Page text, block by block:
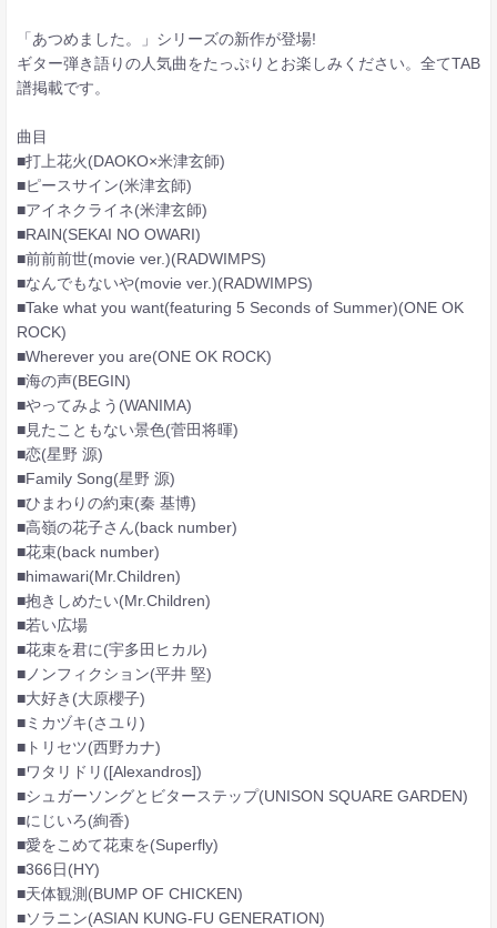
「あつめました。」シリーズの新作が登場!
ギター弾き語りの人気曲をたっぷりとお楽しみください。全てTAB
譜掲載です。
曲目
■打上花火(DAOKO×米津玄師)
■ピースサイン(米津玄師)
■アイネクライネ(米津玄師)
■RAIN(SEKAI NO OWARI)
■前前前世(movie ver.)(RADWIMPS)
■なんでもないや(movie ver.)(RADWIMPS)
■Take what you want(featuring 5 Seconds of Summer)(ONE OK
ROCK)
■Wherever you are(ONE OK ROCK)
■海の声(BEGIN)
■やってみよう(WANIMA)
■見たこともない景色(菅田将暉)
■恋(星野 源)
■Family Song(星野 源)
■ひまわりの約束(秦 基博)
■高嶺の花子さん(back number)
■花束(back number)
■himawari(Mr.Children)
■抱きしめたい(Mr.Children)
■若い広場
■花束を君に(宇多田ヒカル)
■ノンフィクション(平井 堅)
■大好き(大原櫻子)
■ミカヅキ(さユり)
■トリセツ(西野カナ)
■ワタリドリ([Alexandros])
■シュガーソングとビターステップ(UNISON SQUARE GARDEN)
■にじいろ(絢香)
■愛をこめて花束を(Superfly)
■366日(HY)
■天体観測(BUMP OF CHICKEN)
■ソラニン(ASIAN KUNG-FU GENERATION)